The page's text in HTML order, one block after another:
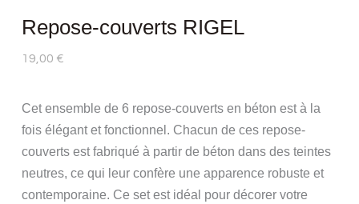
Repose-couverts RIGEL
19,00 €
Cet ensemble de 6 repose-couverts en béton est à la
fois élégant et fonctionnel. Chacun de ces repose-
couverts est fabriqué à partir de béton dans des teintes
neutres, ce qui leur confère une apparence robuste et
contemporaine. Ce set est idéal pour décorer votre